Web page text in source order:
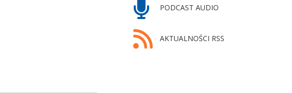
PODCAST AUDIO
AKTUALNOŚCI RSS